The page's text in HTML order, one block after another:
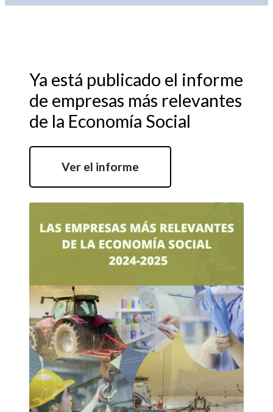
Ya está publicado el informe
de empresas más relevantes
de la Economía Social
Ver el informe